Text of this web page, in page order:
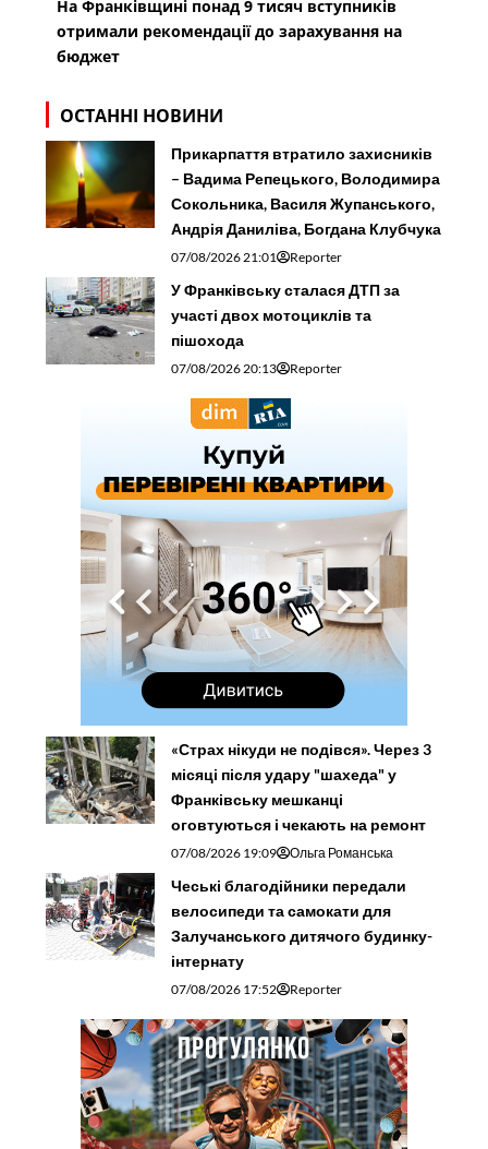
На Франківщині понад 9 тисяч вступників
отримали рекомендації до зарахування на
бюджет
ОСТАННІ НОВИНИ
Прикарпаття втратило захисників
– Вадима Репецького, Володимира
Сокольника, Василя Жупанського,
Андрія Даниліва, Богдана Клубчука
07/08/2026 21:01 Reporter
У Франківську сталася ДТП за
участі двох мотоциклів та
пішохода
07/08/2026 20:13 Reporter
«Страх нікуди не подівся». Через 3
місяці після удару "шахеда" у
Франківську мешканці
оговтуються і чекають на ремонт
07/08/2026 19:09 Ольга Романська
Чеські благодійники передали
велосипеди та самокати для
Залучанського дитячого будинку-
інтернату
07/08/2026 17:52 Reporter